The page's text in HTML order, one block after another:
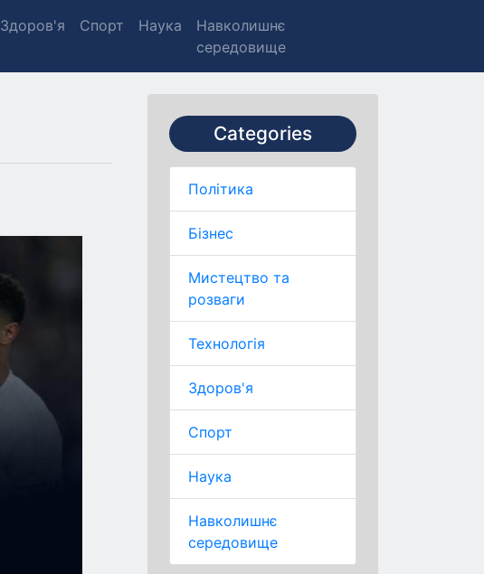
Здоров'я Спорт Наука
Навколишнє
середовище
Categories
Політика
Бізнес
Мистецтво та
розваги
Технологія
Здоров'я
Спорт
Наука
Навколишнє
середовище